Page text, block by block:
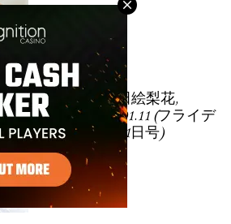
Ikuta Erika 生田絵梨花,
FRIDAY 2019.01.11 (フライデ
ー 2019年1月11日号)